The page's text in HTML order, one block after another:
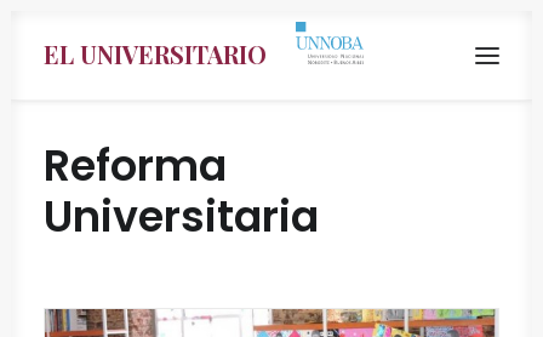
EL UNIVERSITARIO
Reforma
Universitaria